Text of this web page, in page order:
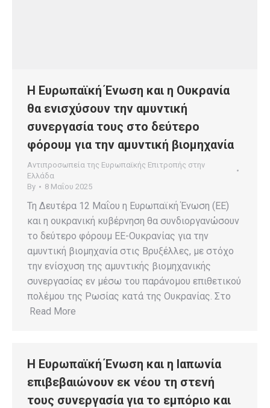
Η Ευρωπαϊκή Ένωση και η Ουκρανία
θα ενισχύσουν την αμυντική
συνεργασία τους στο δεύτερο
φόρουμ για την αμυντική βιομηχανία
Αντιπροσωπεία της Ευρωπαϊκής Επιτροπής στην
Ελλάδα
By
8 Μαΐου 2025
Τη Δευτέρα 12 Μαΐου η Ευρωπαϊκή Ένωση (ΕΕ)
και η ουκρανική κυβέρνηση θα συνδιοργανώσουν
το δεύτερο φόρουμ ΕΕ-Ουκρανίας για την
αμυντική βιομηχανία στις Βρυξέλλες, με στόχο
την ενίσχυση της αμυντικής βιομηχανικής
συνεργασίας εν μέσω του παράνομου επιθετικού
πολέμου της Ρωσίας κατά της Ουκρανίας. Στο
Read More
Η Ευρωπαϊκή Ένωση και η Ιαπωνία
επιβεβαιώνουν εκ νέου τη στενή
τους συνεργασία για το εμπόριο και